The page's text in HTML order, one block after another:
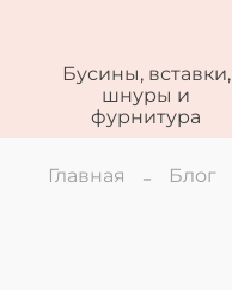
Бусины, вставки,
шнуры и
фурнитура
Главная Блог